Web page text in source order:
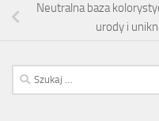
Neutralna baza
urody i
Szukaj: